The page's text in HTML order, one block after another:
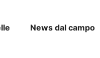
News dal campo